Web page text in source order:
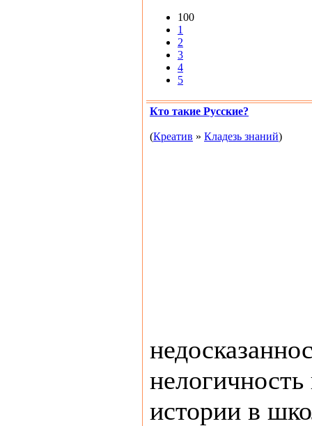
100
1
2
3
4
5
Кто такие Русские?
(Креатив » Кладезь знаний)
истории в